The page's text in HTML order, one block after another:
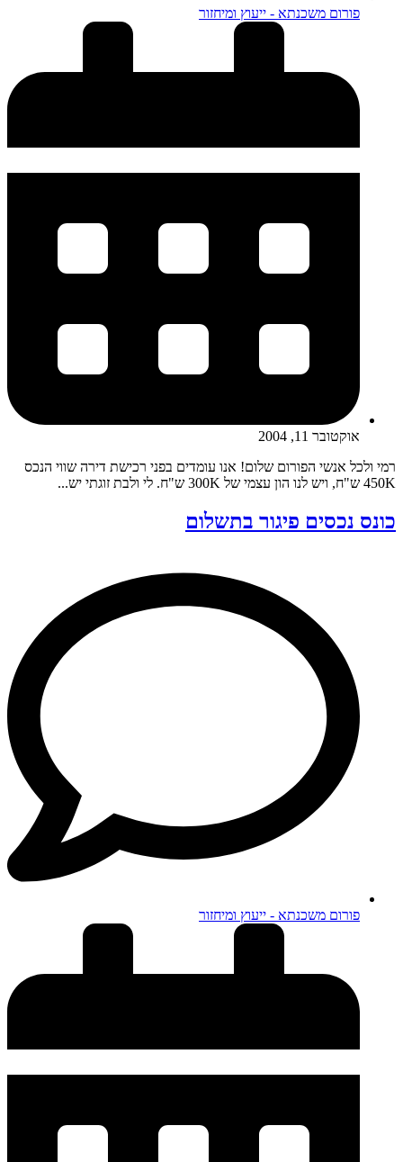
פורום משכנתא - ייעוץ ומיחזור
אוקטובר 11, 2004
רמי ולכל אנשי הפורום שלום! אנו עומדים בפני רכישת דירה שווי הנכס
450K ש"ח, ויש לנו הון עצמי של 300K ש"ח. לי ולבת זוגתי יש...
כונס נכסים פיגור בתשלום
פורום משכנתא - ייעוץ ומיחזור